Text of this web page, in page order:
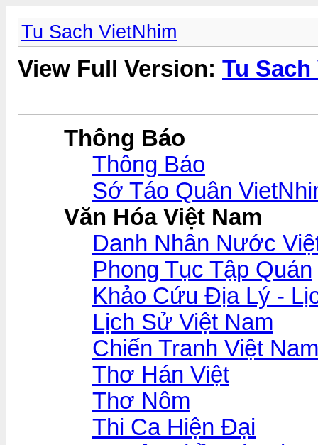
Tu Sach VietNhim
View Full Version: Tu
Thông Báo
Thông Báo
Sớ Táo Quân
Văn Hóa Việt Nam
Danh Nhân Nước
Phong Tục Tập Quán
Khảo Cứu Địa Lý -
Lịch Sử Việt Nam
Chiến Tranh Việt Nam
Thơ Hán Việt
Thơ Nôm
Thi Ca Hiện Đại